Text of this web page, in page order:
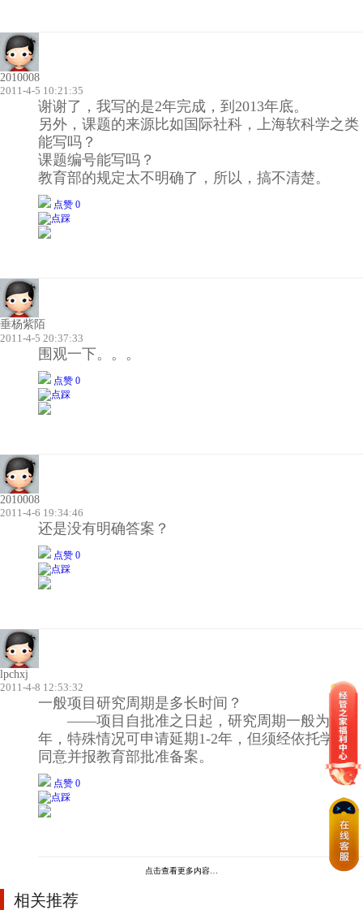
2010008
2011-4-5 10:21:35
谢谢了，我写的是2年完成，到2013年底。
另外，课题的来源比如国际社科，上海软科学之类
能写吗？
课题编号能写吗？
教育部的规定太不明确了，所以，搞不清楚。
点赞 0
垂杨紫陌
2011-4-5 20:37:33
围观一下。。。
点赞 0
2010008
2011-4-6 19:34:46
还是没有明确答案？
点赞 0
lpchxj
2011-4-8 12:53:32
一般项目研究周期是多长时间？
——项目自批准之日起，研究周期一般为3
年，特殊情况可申请延期1-2年，但须经依托学校
同意并报教育部批准备案。
点赞 0
点击查看更多内容…
相关推荐